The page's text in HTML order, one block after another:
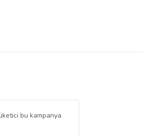
bu kampanya